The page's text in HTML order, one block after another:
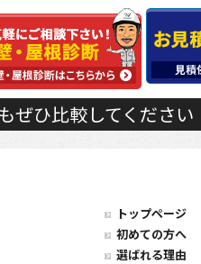
ひ比較してください
トップページ
初めての方へ
選ばれる理由